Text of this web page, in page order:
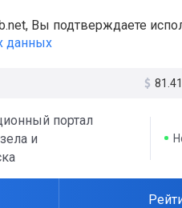
Вы подтверждаете
данных
81.41
портал
и